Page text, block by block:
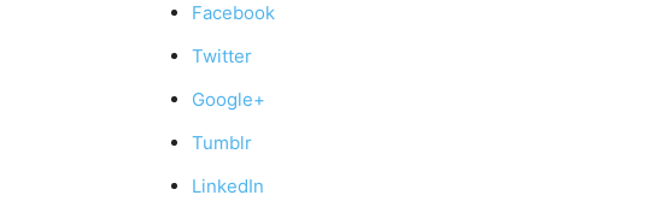
Facebook
Twitter
Google+
Tumblr
LinkedIn